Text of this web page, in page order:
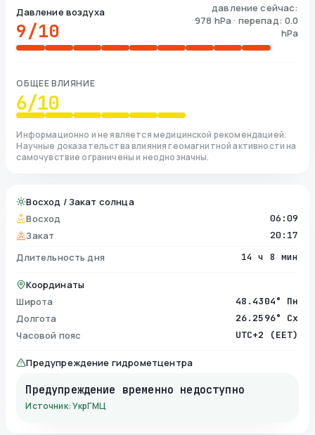
Давление воздуха
9/10
давление сейчас:
978 hPa · перепад: 0.0
hPa
ОБЩЕЕ ВЛИЯНИЕ
6/10
Информационно и не является медицинской рекомендацией.
Научные доказательства влияния геомагнитной активности на
самочувствие ограничены и неоднозначны.
Восход / Закат солнца
Восход
06:09
Закат 20:17
Длительность дня 14 ч 8 мин
Координаты
Широта
48.4304° Пн
Долгота 26.2596° Сх
Часовой пояс UTC+2 (EET)
Предупреждение гидрометцентра
Предупреждение временно недоступно
Источник: УкрГМЦ